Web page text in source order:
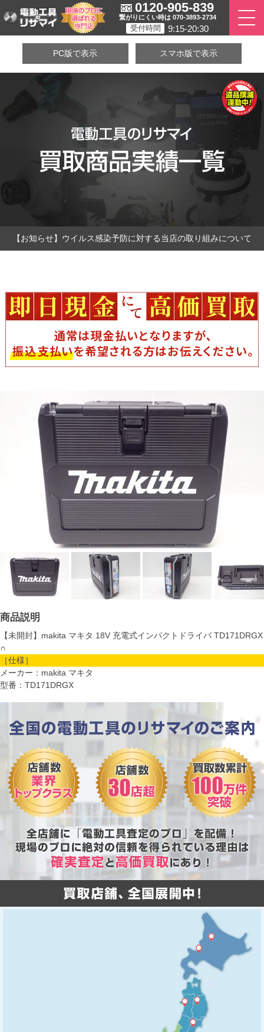
0120-905-839
繋がりにくい時は 070-3893-2734
受付時間 9:15-20:30
PC版で表示 スマホ版で表示
【お知らせ】ウイルス感染予防に対する当店の取り組みについて
商品説明
【未開封】makita マキタ 18V 充電式インパクトドライバ TD171DRGX
∩
［仕様］
メーカー：makita マキタ
型番：TD171DRGX